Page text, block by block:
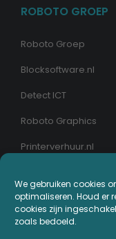
We gebruiken cookies
optimaliseren. Houd er
cookies zijn
zoals bedoeld.
ROBOTO GROEP
Roboto Groep
Blocksoftware.nl
Detect ICT
Roboto Graphics
Printerverhuur.nl
MIJN
Bestellingen